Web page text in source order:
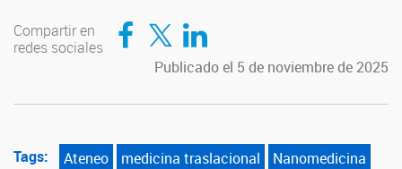
Compartir en
redes sociales
Compartir en Facebook Compartir en Twitter Compartir en LinkedIn
Publicado el 5 de noviembre de 2025
Tags: Ateneo medicina traslacional Nanomedicina